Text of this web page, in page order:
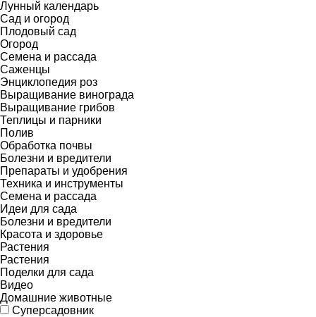
Лунный календарь
Сад и огород
Плодовый сад
Огород
Семена и рассада
Саженцы
Энциклопедия роз
Выращивание винограда
Выращивание грибов
Теплицы и парники
Полив
Обработка почвы
Болезни и вредители
Препараты и удобрения
Техника и инструменты
Семена и рассада
Идеи для сада
Болезни и вредители
Красота и здоровье
Растения
Растения
Поделки для сада
Видео
Домашние животные
Суперсадовник